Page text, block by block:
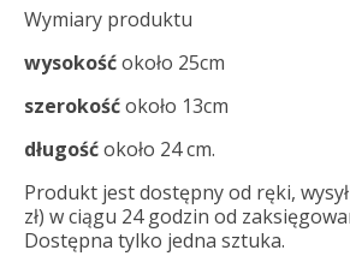
Wymiary produktu
wysokośćokoło 25cm
szerokośćokoło 13cm
długośćokoło 24 cm.
Produkt jest dostępny od ręki,
zł) w ciągu 24 godzin od
Dostępna tylko jedna sztuka.